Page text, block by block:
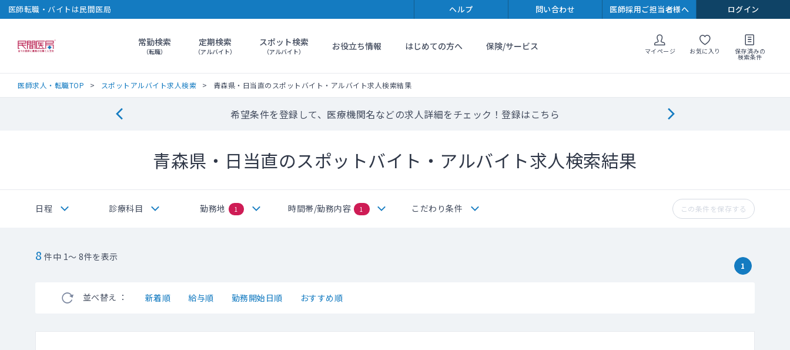
医師転職・バイトは民間医局 ヘルプ 問い合わせ 医師採用ご担当者様へ ログイン
民間医局常勤検索
（転職）
定期検索
（アルバイト）
スポット検索
（アルバイト） お役立ち情報 はじめての方へ 保険/サービス マイページ お気に入り 保存済みの
検索条件
医師求人・転職TOP スポットアルバイト求人検索 青森県・日当直のスポットバイト・アルバイト求人検索結果
希望条件を登録して、医療機関名などの求人詳細をチェック！登録はこちら
青森県・日当直のスポットバイト・アルバイト求人検索結果
日程 診療科目 勤務地 1 時間帯/勤務内容 1 こだわり条件 この条件を保存する
8 件中 1～ 8件を表示
並べ替え ： 新着順 給与順 勤務開始日順 おすすめ順
1